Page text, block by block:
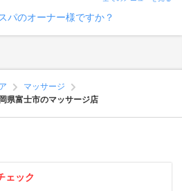
パのオーナー様ですか？
マッサージ
県富士市のマッサージ店
ェック